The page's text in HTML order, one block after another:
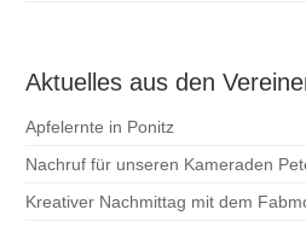
Aktuelles aus den
Apfelernte in Ponitz
Nachruf für unseren Kameraden
Kreativer Nachmittag mit dem